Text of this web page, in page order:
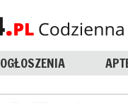
OGŁOSZENIA